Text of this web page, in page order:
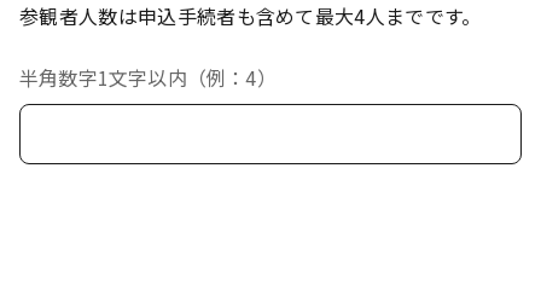
参観者人数は申込手続者も含めて最大4人までです。
半角数字1文字以内（例：4）